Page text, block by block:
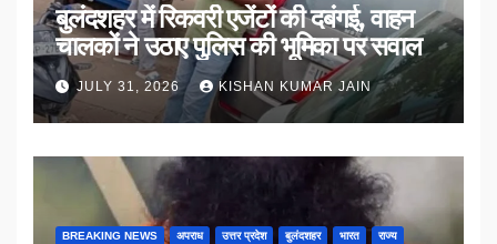
बुलंदशहर में रिकवरी एजेंटों की दबंगई, वाहन
चालकों ने उठाए पुलिस की भूमिका पर सवाल
JULY 31, 2026 KISHAN KUMAR JAIN
BREAKING NEWS अपराध उत्तर प्रदेश बुलंदशहर भारत राज्य